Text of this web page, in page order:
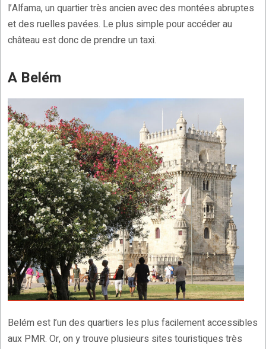
l’Alfama, un quartier très ancien avec des montées abruptes
et des ruelles pavées. Le plus simple pour accéder au
château est donc de prendre un taxi.
A Belém
Belém est l’un des quartiers les plus facilement accessibles
aux PMR. Or, on y trouve plusieurs sites touristiques très